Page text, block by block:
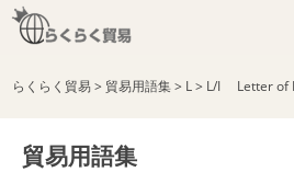
らくらく貿易> 貿易用語集> L> L/I Letter of
貿易用語集